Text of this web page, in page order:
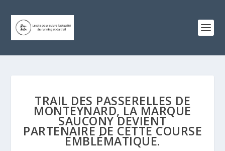
TRAIL DES PASSERELLES DE
MONTEYNARD, LA MARQUE
SAUCONY DEVIENT
PARTENAIRE DE CETTE COURSE
EMBLÉMATIQUE.